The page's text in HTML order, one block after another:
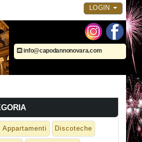
LOGIN
info@capodannonovara.com
Appartamenti Discoteche